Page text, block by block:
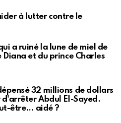
à lutter contre le
a ruiné la lune de miel de
Diana et du prince Charles
32 millions de dollars
Abdul El-Sayed.
être… aidé ?